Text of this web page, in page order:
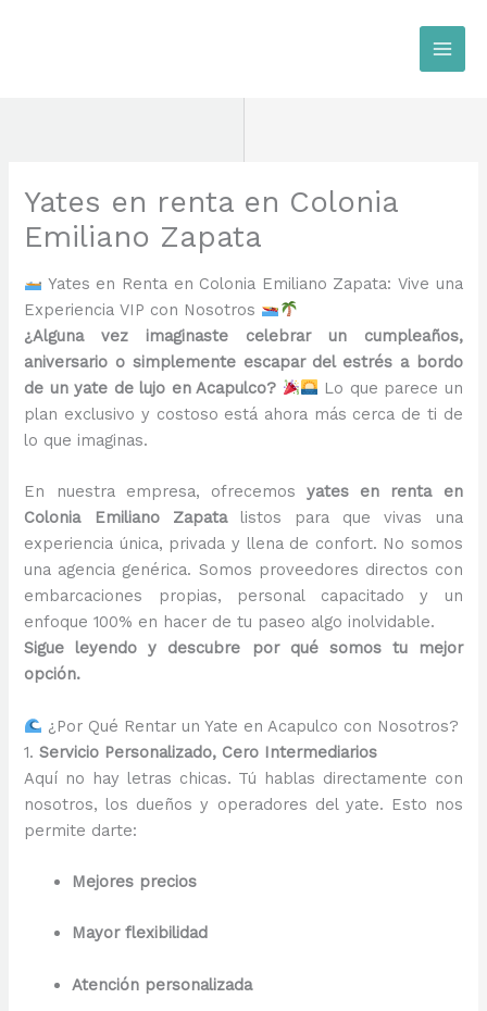
Yates en renta en Colonia
Emiliano Zapata
Yates en Renta en Colonia Emiliano Zapata: Vive una
Experiencia VIP con Nosotros
¿Alguna vez imaginaste celebrar un cumpleaños,
aniversario o simplemente escapar del estrés a bordo
de un yate de lujo en Acapulco?
Lo que parece un
plan exclusivo y costoso está ahora más cerca de ti de
lo que imaginas.
En nuestra empresa, ofrecemosyates en renta en
Colonia Emiliano Zapatalistos para que vivas una
experiencia única, privada y llena de confort. No somos
una agencia genérica. Somos proveedores directos con
embarcaciones propias, personal capacitado y un
enfoque 100% en hacer de tu paseo algo inolvidable.
Sigue leyendo y descubre por qué somos tu mejor
opción.
¿Por Qué Rentar un Yate en Acapulco con Nosotros?
1.Servicio Personalizado, Cero Intermediarios
Aquí no hay letras chicas. Tú hablas directamente con
nosotros, los dueños y operadores del yate. Esto nos
permite darte:
Mejores precios
Mayor flexibilidad
Atención personalizada